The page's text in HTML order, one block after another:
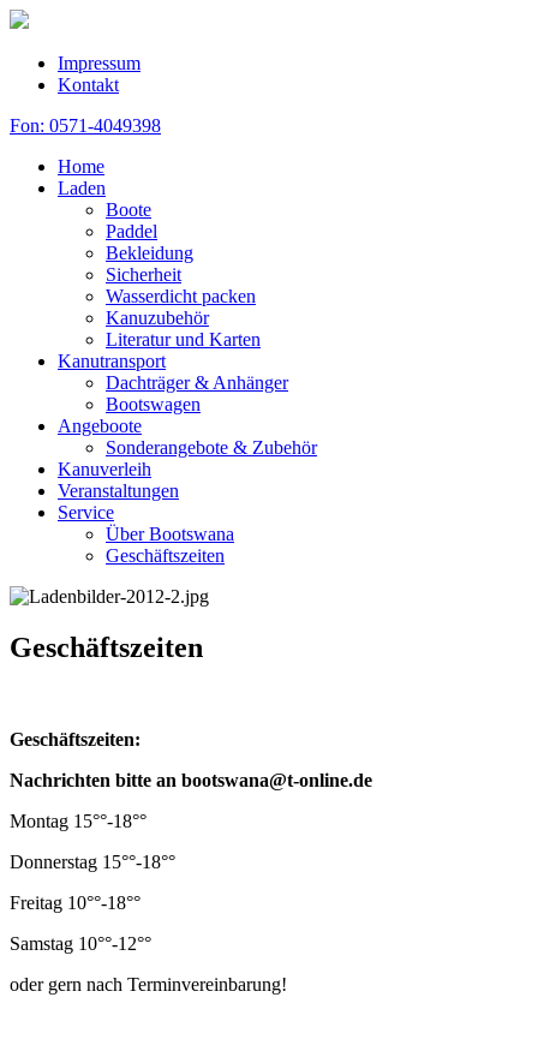
Impressum
Kontakt
Fon: 0571-4049398
Home
Laden
Boote
Paddel
Bekleidung
Sicherheit
Wasserdicht packen
Kanuzubehör
Literatur und Karten
Kanutransport
Dachträger & Anhänger
Bootswagen
Angeboote
Sonderangebote & Zubehör
Kanuverleih
Veranstaltungen
Service
Über Bootswana
Geschäftszeiten
Geschäftszeiten
Geschäftszeiten:
Nachrichten bitte an bootswana@t-online.de
Montag 15°°-18°°
Donnerstag 15°°-18°°
Freitag 10°°-18°°
Samstag 10°°-12°°
oder gern nach Terminvereinbarung!